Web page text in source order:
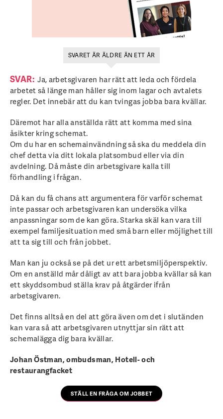
SVARET ÄR ÄLDRE ÄN ETT ÅR
SVAR: Ja, arbetsgivaren har rätt att leda och fördela
arbetet så länge man håller sig inom lagar och avtalets
regler. Det innebär att du kan tvingas jobba bara kvällar.
Däremot har alla anställda rätt att komma med sina
åsikter kring schemat.
Om du har en schemainvändning så ska du meddela din
chef detta via ditt lokala platsombud eller via din
avdelning. Då måste din arbetsgivare kalla till
förhandling i frågan.
Då kan du få chans att argumentera för varför schemat
inte passar och arbetsgivaren kan undersöka vilka
anpassningar som de kan göra. Starka skäl kan vara till
exempel familjesituation med små barn eller möjlighet till
att ta sig till och från jobbet.
Man kan ju också se på det ur ett arbetsmiljöperspektiv.
Om en anställd mår dåligt av att bara jobba kvällar så kan
ett skyddsombud ställa krav på åtgärder ifrån
arbetsgivaren.
Det finns alltså en del att göra även om det i slutänden
kan vara så att arbetsgivaren utnyttjar sin rätt att
schemalägga dig bara kvällar.
Johan Östman, ombudsman, Hotell- och
restaurangfacket
STÄLL EN FRÅGA OM JOBBET